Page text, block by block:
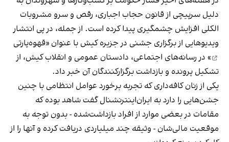
دلیل سرپیچی از قانون حجاب اجباری، رقص و سرو مشروبات
الکلی افزایش چشمگیری پیدا کرده است. از جمله، در پی انتشار
ویدیوهایی از برگزاری جشنی در جزیره کیش با عنوان «قهوه‌پارتی
» در رسانه‌های اجتماعی، دادستان عمومی و انقلاب کیش، از
تشکیل پرونده و بازداشت برگزارکنندگان آن خبر داد.
یکی از زنان کافه‌داری که تجربه برخورد عوامل انتظامی با چنین
جشن‌هایی را دارد به ایران‌اینترنشنال گفت شاهد بوده که
مقامات در بعضی موارد از افراد بازداشت‌‌شده - بدون توجه به
موقعیت مالی‌شان - وثیقه چند میلیاردی دریافت کرده و آنها را از